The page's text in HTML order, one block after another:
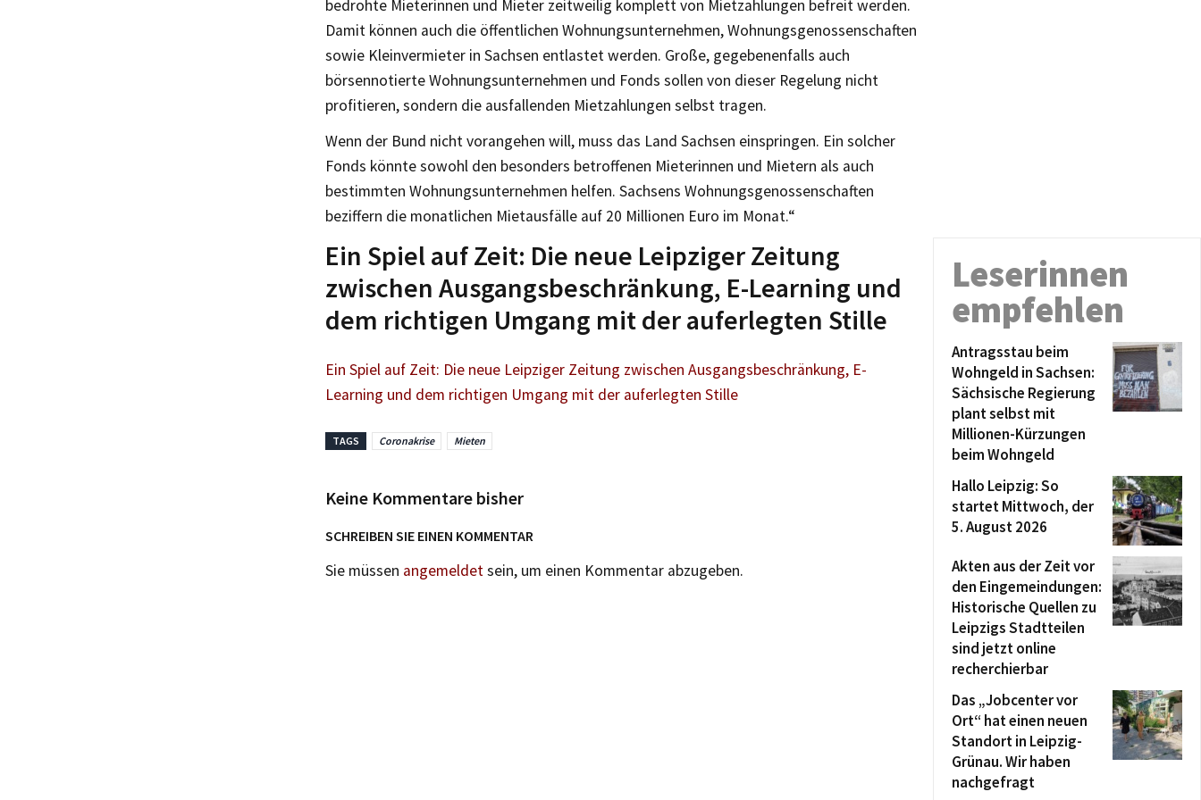
bedrohte Mieterinnen und Mieter zeitweilig komplett von Mietzahlungen befreit werden.
Damit können auch die öffentlichen Wohnungsunternehmen, Wohnungsgenossenschaften
sowie Kleinvermieter in Sachsen entlastet werden. Große, gegebenenfalls auch
börsennotierte Wohnungsunternehmen und Fonds sollen von dieser Regelung nicht
profitieren, sondern die ausfallenden Mietzahlungen selbst tragen.
Wenn der Bund nicht vorangehen will, muss das Land Sachsen einspringen. Ein solcher
Fonds könnte sowohl den besonders betroffenen Mieterinnen und Mietern als auch
bestimmten Wohnungsunternehmen helfen. Sachsens Wohnungsgenossenschaften
beziffern die monatlichen Mietausfälle auf 20 Millionen Euro im Monat.“
Ein Spiel auf Zeit: Die neue Leipziger Zeitung
zwischen Ausgangsbeschränkung, E-Learning und
dem richtigen Umgang mit der auferlegten Stille
Ein Spiel auf Zeit: Die neue Leipziger Zeitung zwischen Ausgangsbeschränkung, E-
Learning und dem richtigen Umgang mit der auferlegten Stille
TAGS Coronakrise Mieten
Keine Kommentare bisher
SCHREIBEN SIE EINEN KOMMENTAR
Sie müssen angemeldetsein, um einen Kommentar abzugeben.
Leserinnen
empfehlen
Antragsstau beim
Wohngeld in Sachsen:
Sächsische Regierung
plant selbst mit
Millionen-Kürzungen
beim Wohngeld
Hallo Leipzig: So
startet Mittwoch, der
5. August 2026
Akten aus der Zeit vor
den Eingemeindungen:
Historische Quellen zu
Leipzigs Stadtteilen
sind jetzt online
recherchierbar
Das „Jobcenter vor
Ort“ hat einen neuen
Standort in Leipzig-
Grünau. Wir haben
nachgefragt